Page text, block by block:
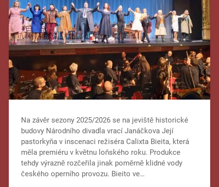
Na závěr sezony 2025/2026 se na jeviště historické
budovy Národního divadla vrací Janáčkova Její
pastorkyňa v inscenaci režiséra Calixta Bieita, která
měla premiéru v květnu loňského roku. Produkce
tehdy výrazně rozčeřila jinak poměrně klidné vody
českého operního provozu. Bieito ve…